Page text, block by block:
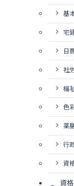
基
宅
日
社
福
色
薬
行
資
資